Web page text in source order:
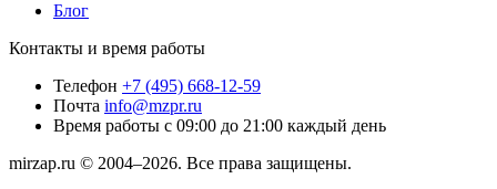
Блог
Контакты и время работы
Телефон +7 (495) 668-12-59
Почта info@mzpr.ru
Время работы с 09:00 до 21:00 каждый день
mirzap.ru © 2004–2026. Все права защищены.